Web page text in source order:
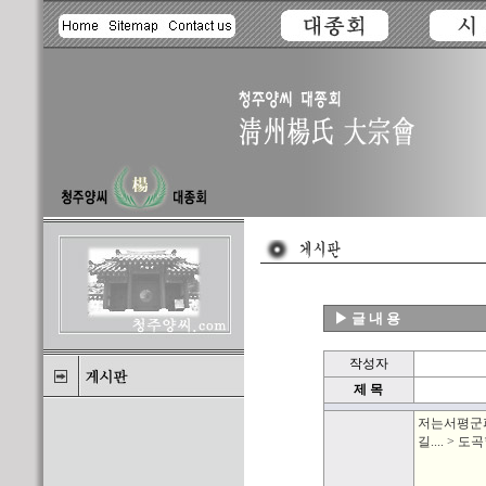
▶ 글 내 용
작성자
제 목
저는서평
길.... > 도